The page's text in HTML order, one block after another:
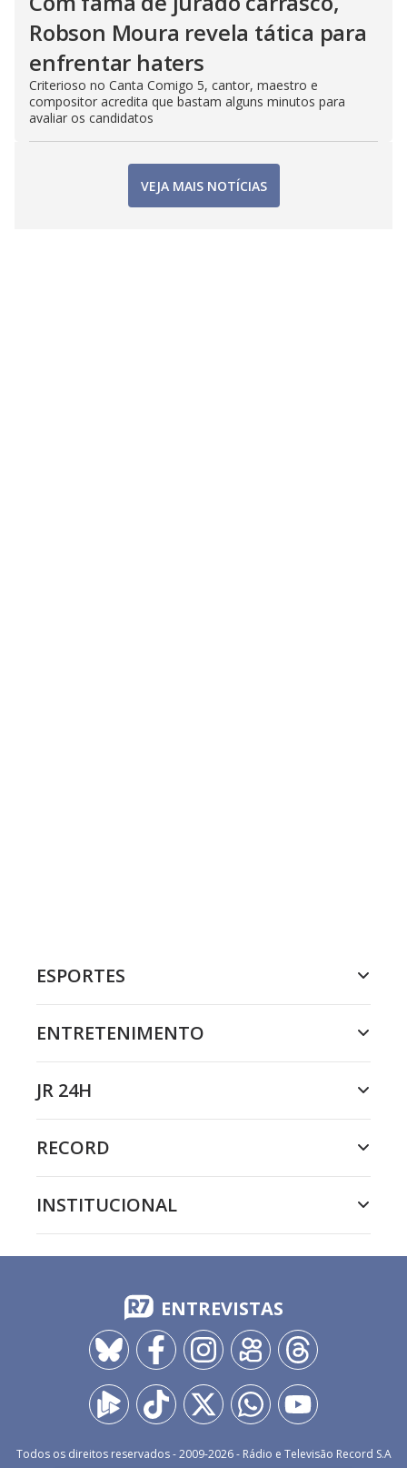
Robson Moura revela tática para
enfrentar haters
Criterioso no Canta Comigo 5, cantor, maestro e
compositor acredita que bastam alguns minutos para
avaliar os candidatos
VEJA MAIS NOTÍCIAS
ESPORTES
ENTRETENIMENTO
JR 24H
RECORD
INSTITUCIONAL
ENTREVISTAS
Todos os direitos reservados - 2009-2026- Rádio e Televisão Record S.A